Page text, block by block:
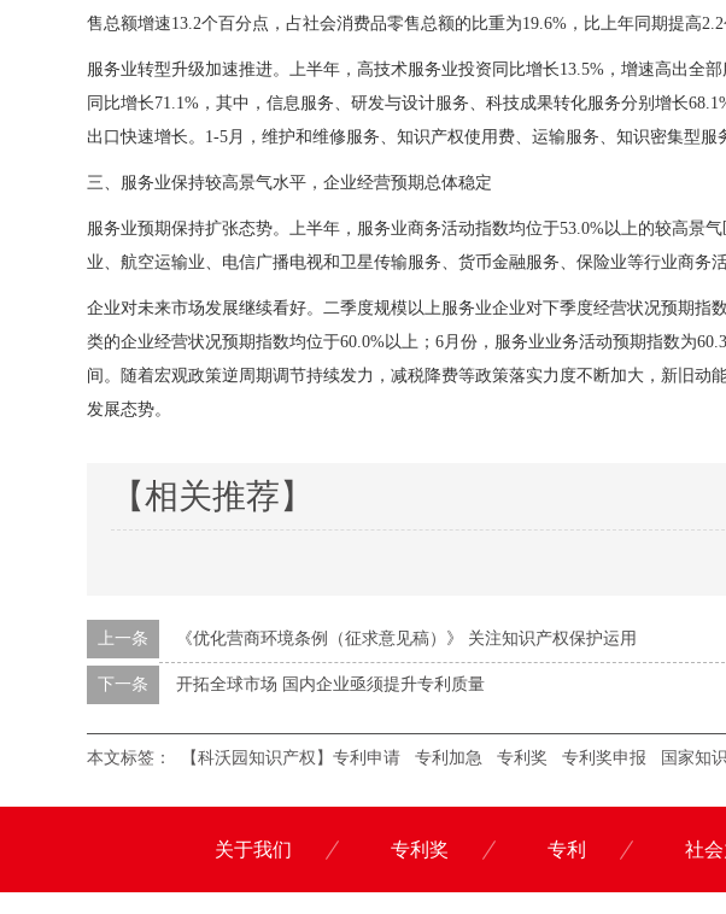
售总额增速13.2个百分点，占社会消费品零售总额的比重为19.6%，比上年同期提高2.2
服务业转型升级加速推进。上半年，高技术服务业投资同比增长13.5%，增速高出全
同比增长71.1%，其中，信息服务、研发与设计服务、科技成果转化服务分别增长
出口快速增长。1-5月，维护和维修服务、知识产权使用费、运输服务、知识密集型服
三、服务业保持较高景气水平，企业经营预期总体稳定
服务业预期保持扩张态势。上半年，服务业商务活动指数均位于53.0%以上的较高景
业、航空运输业、电信广播电视和卫星传输服务、货币金融服务、保险业等行业商务
企业对未来市场发展继续看好。二季度规模以上服务业企业对下季度经营状况预期指
类的企业经营状况预期指数均位于60.0%以上；6月份，服务业业务活动预期指数为
间。随着宏观政策逆周期调节持续发力，减税降费等政策落实力度不断加大，新旧
发展态势。
【相关推荐】
上一条 《优化营商环境条例（征求意见稿）》 关注知识产权保护运用
下一条 开拓全球市场 国内企业亟须提升专利质量
本文标签： 【科沃园知识产权】专利申请 专利加急 专利奖 专利奖申报 国家知
关于我们 专利奖 专利 社